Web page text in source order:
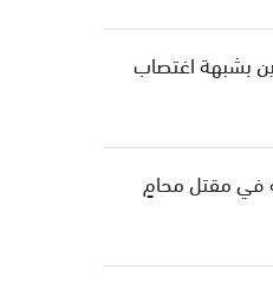
بشبهة اغتصاب
في مقتل محامٍ